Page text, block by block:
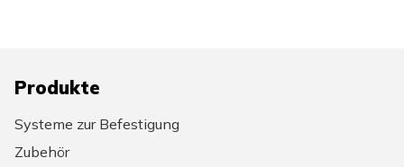
Produkte
Systeme zur Befestigung
Zubehör